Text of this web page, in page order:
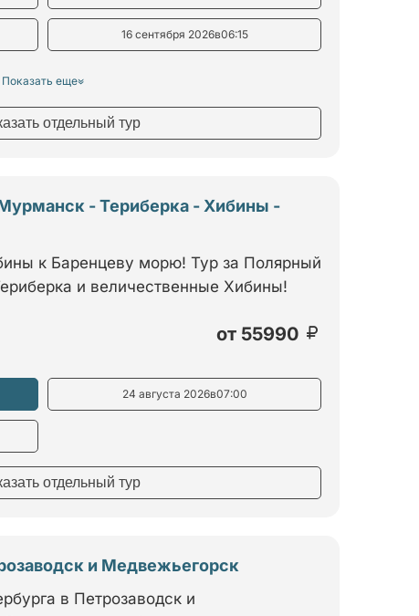
16 сентября 2026в06:15
Показать еще
отдельный тур
- Териберка - Хибины -
к Баренцеву морю! Тур за Полярный
и величественные Хибины!
от 55990
24 августа 2026в07:00
отдельный тур
и Медвежьегорск
в Петрозаводск и